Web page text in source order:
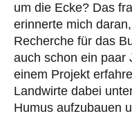
um die Ecke? Das
erinnerte mich
Recherche für das
auch schon ein paar
einem Projekt
Landwirte dabei
Humus aufzubauen